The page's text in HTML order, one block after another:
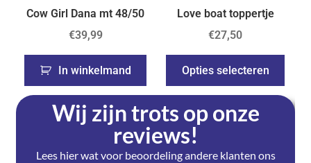
Cow Girl Dana mt 48/50
€39,99
In winkelmand
Love boat toppertje
€27,50
Opties selecteren
Wij zijn trots op onze
reviews!
Lees hier wat voor beoordeling andere klanten ons